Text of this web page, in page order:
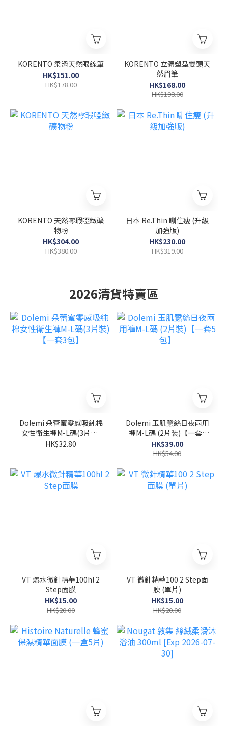
KORENTO 柔滑天然眼線筆
HK$151.00
HK$178.00
KORENTO 立體塑型雙頭天
然眉筆
HK$168.00
HK$198.00
KORENTO 天然零瑕啞緻礦
物粉
HK$304.00
HK$380.00
日本 Re.Thin 瞓住瘦 (升級
加強版)
HK$230.00
HK$319.00
2026清貨特賣區
Dolemi 朵蕾蜜零感吸純棉
女性衛生褲M-L碼(3片裝)
【一套3包】
HK$32.80
Dolemi 玉肌蠶絲日夜兩用
褲M-L碼 (2片裝)【一套5
包】
HK$39.00
HK$54.00
VT 爆水微針精華100hl 2
Step面膜
HK$15.00
HK$20.00
VT 微針精華100 2 Step面
膜 (單片)
HK$15.00
HK$20.00